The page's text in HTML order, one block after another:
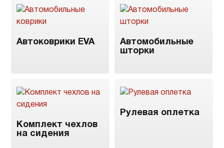
Автоковрики EVA
Автомобильные
шторки
Комплект чехлов
на сидения
Рулевая оплетка